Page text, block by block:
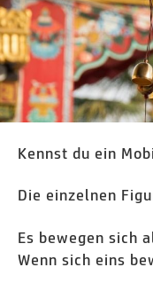
Kennst du ein
Die einzelnen
Es bewegen sich
Wenn sich eins